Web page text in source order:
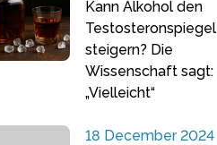
Kann Alkohol den
Testosteronspiegel
steigern? Die
Wissenschaft sagt:
„Vielleicht“
18 December 2024